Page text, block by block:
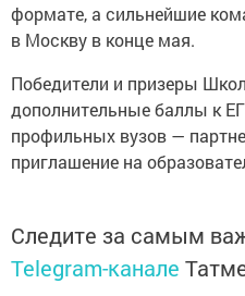
формате, а сильнейшие
в Москву в конце мая.
Победители и призеры
дополнительные баллы к
профильных вузов —
приглашение на
Следите за самым
Telegram-канале